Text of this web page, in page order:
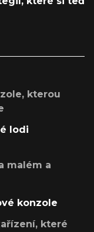
kterou
lodi
malém a
konzole
které